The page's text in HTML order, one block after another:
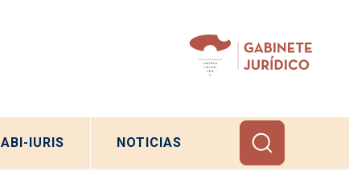
IURIS NOTICIAS